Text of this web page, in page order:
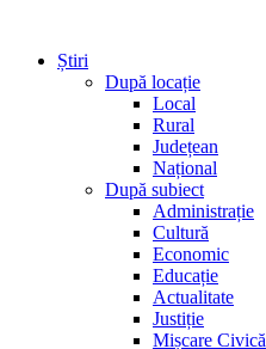
Știri
După locație
Local
Rural
Județean
Național
După subiect
Administrație
Cultură
Economic
Educație
Actualitate
Justiție
Mișcare Civică